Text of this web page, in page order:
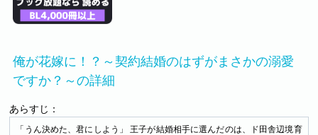
俺が花嫁に！？～契約結婚のはずがまさかの溺愛
ですか？～の詳細
あらすじ：
「うん決めた、君にしよう」 王子が結婚相手に選んだのは、ド田舎辺境育